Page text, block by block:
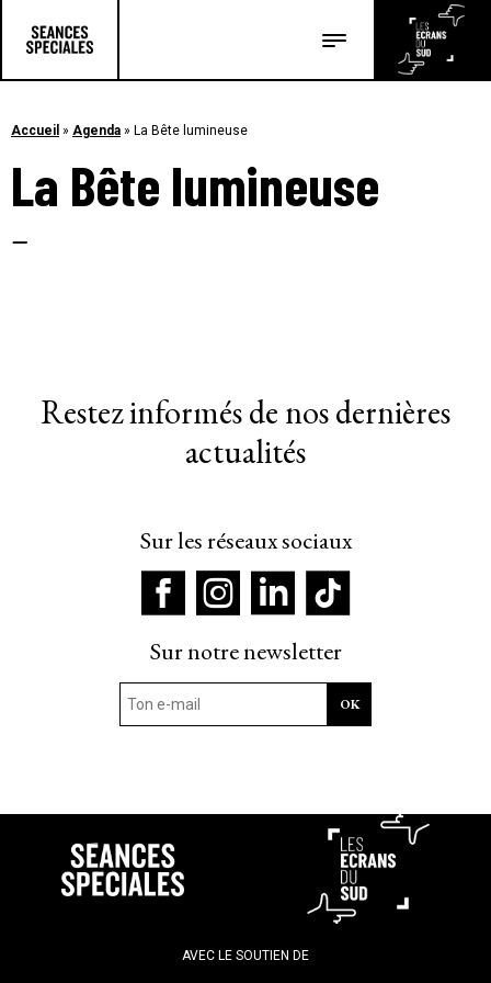
Les articles
Accueil » Agenda » La Bête lumineuse
La Bête lumineuse
–
Restez informés de nos dernières
actualités
Sur les réseaux sociaux
Sur notre newsletter
AVEC LE SOUTIEN DE